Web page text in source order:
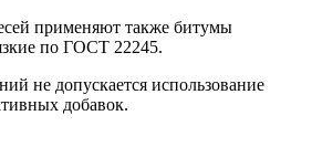
применяют также битумы
по ГОСТ 22245.
не допускается использование
добавок.